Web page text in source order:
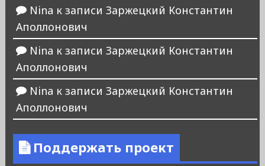
Nina к записи Заржецкий Константин
Аполлонович
Nina к записи Заржецкий Константин
Аполлонович
Nina к записи Заржецкий Константин
Аполлонович
Поддержать проект